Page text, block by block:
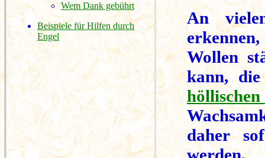
Wem Dank gebührt
Beispiele für Hilfen durch
Engel
An
Wollen
kann,
daher